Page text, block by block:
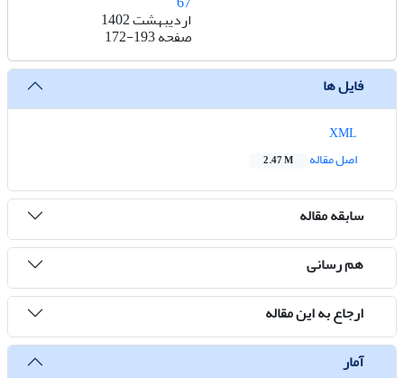
اردیبهشت 1402
صفحه172-193
فایل ها
اصل مقاله
2.47 M
سابقه مقاله
هم رسانی
ارجاع به این مقاله
آمار